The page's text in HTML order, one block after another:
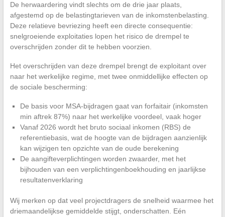
De herwaardering vindt slechts om de drie jaar plaats,
afgestemd op de belastingtarieven van de inkomstenbelasting.
Deze relatieve bevriezing heeft een directe consequentie:
snelgroeiende exploitaties lopen het risico de drempel te
overschrijden zonder dit te hebben voorzien.
Het overschrijden van deze drempel brengt de exploitant over
naar het werkelijke regime, met twee onmiddellijke effecten op
de sociale bescherming:
De basis voor MSA-bijdragen gaat van forfaitair (inkomsten
min aftrek 87%) naar het werkelijke voordeel, vaak hoger
Vanaf 2026 wordt het bruto sociaal inkomen (RBS) de
referentiebasis, wat de hoogte van de bijdragen aanzienlijk
kan wijzigen ten opzichte van de oude berekening
De aangifteverplichtingen worden zwaarder, met het
bijhouden van een verplichtingenboekhouding en jaarlijkse
resultatenverklaring
Wij merken op dat veel projectdragers de snelheid waarmee het
driemaandelijkse gemiddelde stijgt, onderschatten. Eén